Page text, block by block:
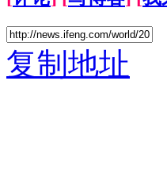
复制地址